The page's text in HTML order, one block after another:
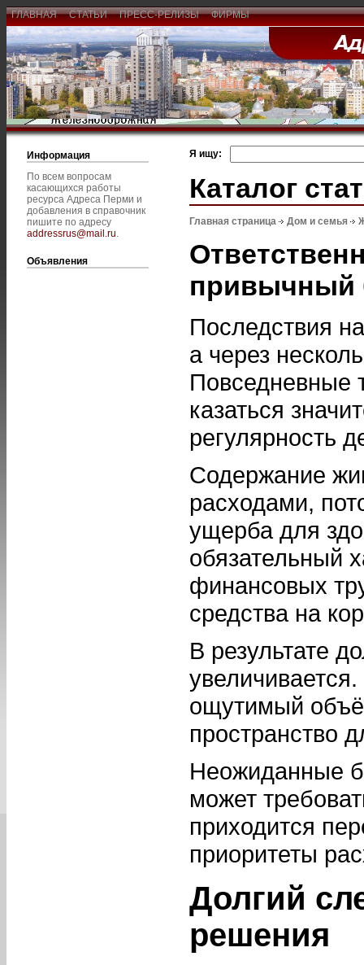
ГЛАВНАЯ СТАТЬИ ПРЕСС-РЕЛИЗЫ ФИРМЫ
Информация
По всем вопросам
касающихся работы
ресурса Адреса Перми и
добавления в справочник
пишите по адресу
addressrus@mail.ru.
Объявления
Я ищу:
Каталог
Главная страница Дом и семья
привычный
Последствия
а через
Повседневные
казаться
регулярность
Содержание
расходами,
ущерба для
обязательный
финансовых
средства на
В результате
ощутимый
пространство
Неожиданные
может
приходится
приоритеты
Долгий
решения